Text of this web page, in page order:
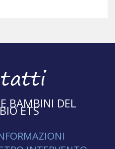
BAMBINI DEL
ETS